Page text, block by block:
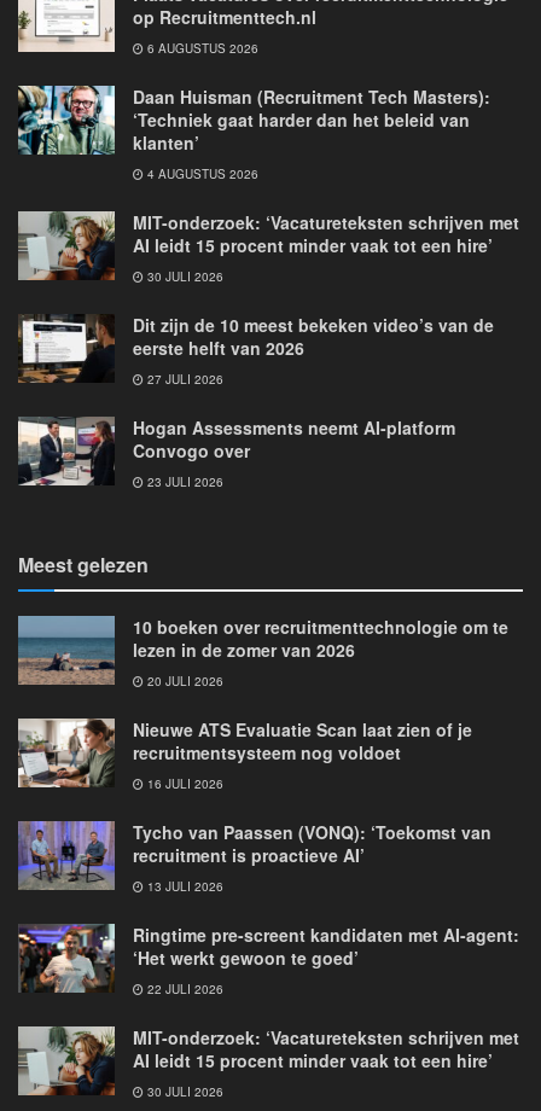
op Recruitmenttech.nl
6 AUGUSTUS 2026
Daan Huisman (Recruitment Tech Masters):
‘Techniek gaat harder dan het beleid van
klanten’
4 AUGUSTUS 2026
MIT-onderzoek: ‘Vacatureteksten schrijven met
AI leidt 15 procent minder vaak tot een hire’
30 JULI 2026
Dit zijn de 10 meest bekeken video’s van de
eerste helft van 2026
27 JULI 2026
Hogan Assessments neemt AI-platform
Convogo over
23 JULI 2026
Meest gelezen
10 boeken over recruitmenttechnologie om te
lezen in de zomer van 2026
20 JULI 2026
Nieuwe ATS Evaluatie Scan laat zien of je
recruitmentsysteem nog voldoet
16 JULI 2026
Tycho van Paassen (VONQ): ‘Toekomst van
recruitment is proactieve AI’
13 JULI 2026
Ringtime pre-screent kandidaten met AI-agent:
‘Het werkt gewoon te goed’
22 JULI 2026
MIT-onderzoek: ‘Vacatureteksten schrijven met
AI leidt 15 procent minder vaak tot een hire’
30 JULI 2026